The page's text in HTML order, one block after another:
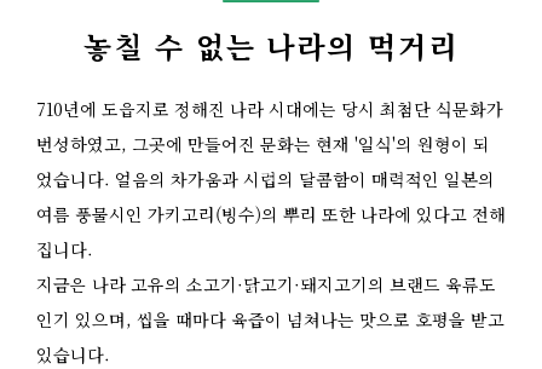
놓칠 수 없는 나라의 먹거리
710년에 도읍지로 정해진 나라 시대에는 당시 최첨단 식문화가
번성하였고, 그곳에 만들어진 문화는 현재 '일식'의 원형이 되
었습니다. 얼음의 차가움과 시럽의 달콤함이 매력적인 일본의
여름 풍물시인 가키고리(빙수)의 뿌리 또한 나라에 있다고 전해
집니다.
지금은 나라 고유의 소고기·닭고기·돼지고기의 브랜드 육류도
인기 있으며, 씹을 때마다 육즙이 넘쳐나는 맛으로 호평을 받고
있습니다.